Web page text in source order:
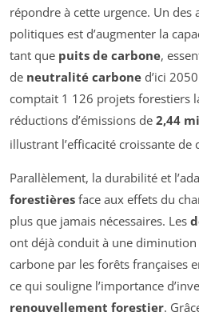
répondre à cette urgence. Un des
politiques est d’augmenter la
tant que puits de carbone,
de neutralité carbone d’ici
comptait 1 126 projets forestiers
réductions d’émissions de 2,44
illustrant l’efficacité croissante de
Parallèlement, la durabilité et
forestières face aux effets du
plus que jamais nécessaires. Les
ont déjà conduit à une diminution
carbone par les forêts françaises
ce qui souligne l’importance
renouvellement forestier.